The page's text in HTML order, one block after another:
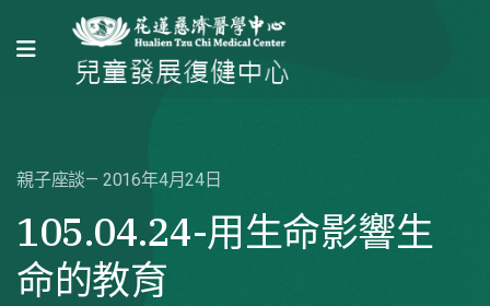
親子座談 2016年4月24日
105.04.24-用生命影響生
命的教育